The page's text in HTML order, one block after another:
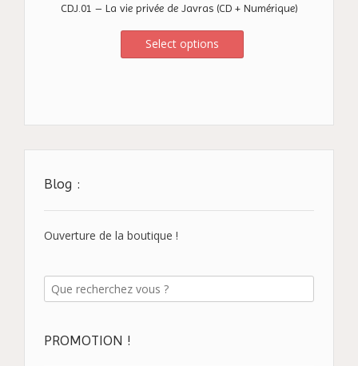
CDJ.01 – La vie privée de Javras (CD + Numérique)
Select options
Blog :
Ouverture de la boutique !
PROMOTION !